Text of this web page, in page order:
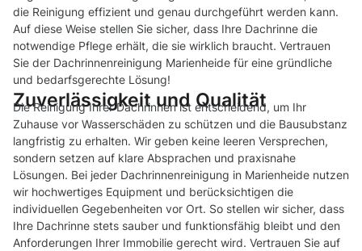
die Reinigung effizient und genau durchgeführt werden kann.
Auf diese Weise stellen Sie sicher, dass Ihre Dachrinne die
notwendige Pflege erhält, die sie wirklich braucht. Vertrauen
Sie der Dachrinnenreinigung Marienheide für eine gründliche
und bedarfsgerechte Lösung!
Zuverlässigkeit und Qualität
Die Reinigung Ihrer Dachrinnen ist entscheidend, um Ihr
Zuhause vor Wasserschäden zu schützen und die Bausubstanz
langfristig zu erhalten. Wir geben keine leeren Versprechen,
sondern setzen auf klare Absprachen und praxisnahe
Lösungen. Bei jeder Dachrinnenreinigung in Marienheide nutzen
wir hochwertiges Equipment und berücksichtigen die
individuellen Gegebenheiten vor Ort. So stellen wir sicher, dass
Ihre Dachrinne stets sauber und funktionsfähig bleibt und den
Anforderungen Ihrer Immobilie gerecht wird. Vertrauen Sie auf